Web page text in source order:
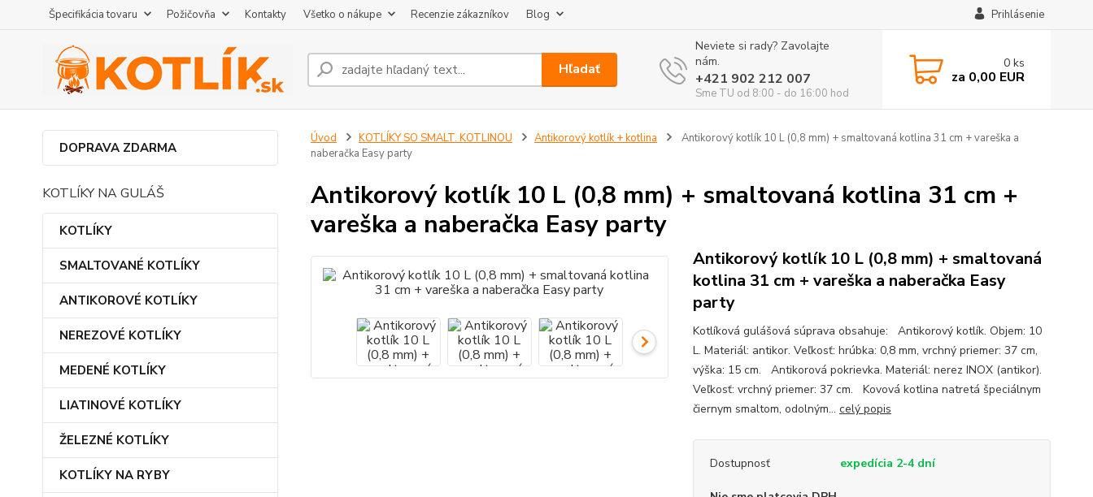
Špecifikácia tovaru Požičovňa Kontakty Všetko o nákupe Recenzie zákazníkov Blog Prihlásenie
Hľadať
Neviete si rady? Zavolajte
nám.
+421 902 212 007
Sme TU od 8:00 - do 16:00 hod
0 ks
za 0,00 EUR
DOPRAVA ZDARMA
KOTLÍKY NA GULÁŠ
KOTLÍKY
SMALTOVANÉ KOTLÍKY
ANTIKOROVÉ KOTLÍKY
NEREZOVÉ KOTLÍKY
MEDENÉ KOTLÍKY
LIATINOVÉ KOTLÍKY
ŽELEZNÉ KOTLÍKY
KOTLÍKY NA RYBY
Úvod KOTLÍKY SO SMALT. KOTLINOU Antikorový kotlík + kotlina
Antikorový kotlík 10 L (0,8 mm) + smaltovaná kotlina 31 cm + vareška a
naberačka Easy party
Antikorový kotlík 10 L (0,8 mm) + smaltovaná kotlina 31 cm +
vareška a naberačka Easy party
Antikorový kotlík 10 L (0,8 mm) + smaltovaná
kotlina 31 cm + vareška a naberačka Easy
party
Kotlíková gulášová súprava obsahuje: Antikorový kotlík. Objem: 10
L. Materiál: antikor. Veľkosť: hrúbka: 0,8 mm, vrchný priemer: 37 cm,
výška: 15 cm. Antikorová pokrievka. Materiál: nerez INOX (antikor).
Veľkosť: vrchný priemer: 37 cm. Kovová kotlina natretá špeciálnym
čiernym smaltom, odolným... celý popis
Dostupnosť expedícia 2-4 dní